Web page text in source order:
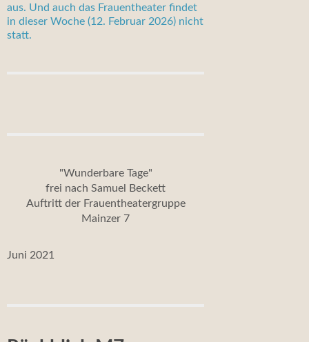
aus. Und auch das Frauentheater findet
in dieser Woche (12. Februar 2026) nicht
statt.
"Wunderbare Tage"
frei nach Samuel Beckett
Auftritt der Frauentheatergruppe
Mainzer 7
Juni 2021